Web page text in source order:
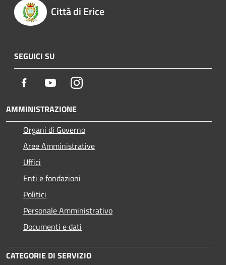
Città di Erice
SEGUICI SU
Facebook YoutubeInstagram
AMMINISTRAZIONE
Organi di Governo
Aree Amministrative
Uffici
Enti e fondazioni
Politici
Personale Amministrativo
Documenti e dati
CATEGORIE DI SERVIZIO